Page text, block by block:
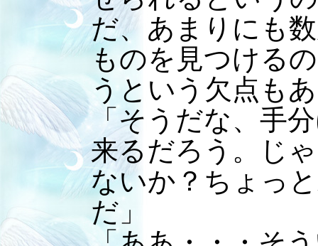
だ、あまりにも
ものを見つける
うという欠点も
「そうだな、手
来るだろう。じ
ないか？ちょっ
だ」